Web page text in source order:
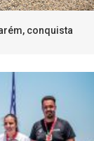
conquista